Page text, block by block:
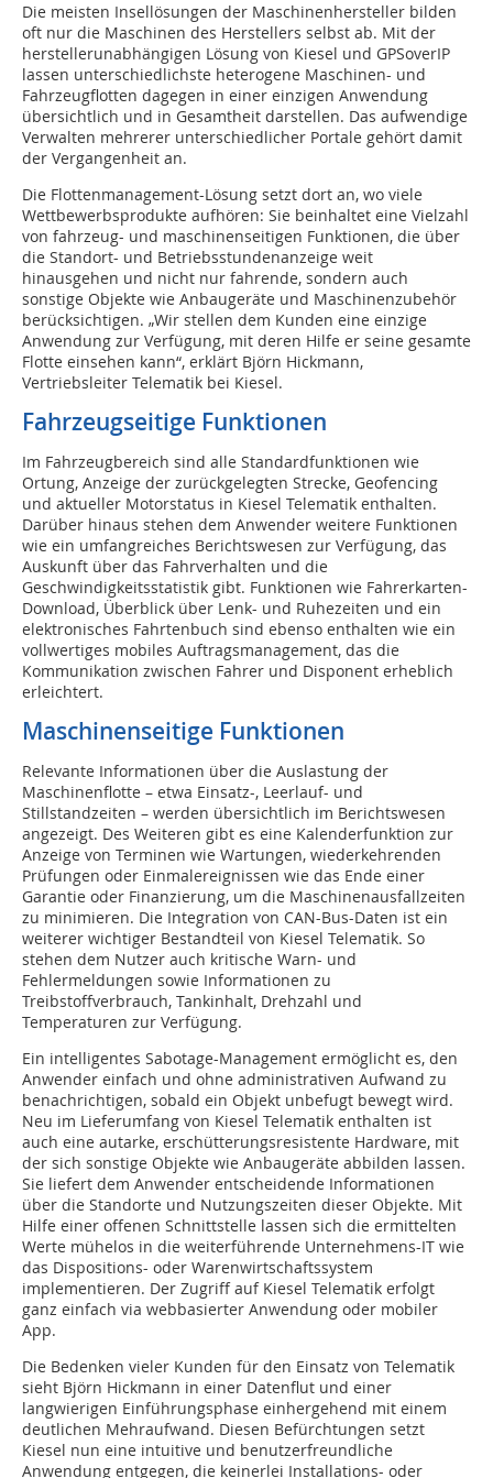
Die meisten Insellösungen der Maschinenhersteller bilden
oft nur die Maschinen des Herstellers selbst ab. Mit der
herstellerunabhängigen Lösung von Kiesel und GPSoverIP
lassen unterschiedlichste heterogene Maschinen- und
Fahrzeugflotten dagegen in einer einzigen Anwendung
übersichtlich und in Gesamtheit darstellen. Das aufwendige
Verwalten mehrerer unterschiedlicher Portale gehört damit
der Vergangenheit an.
Die Flottenmanagement-Lösung setzt dort an, wo viele
Wettbewerbsprodukte aufhören: Sie beinhaltet eine Vielzahl
von fahrzeug- und maschinenseitigen Funktionen, die über
die Standort- und Betriebsstundenanzeige weit
hinausgehen und nicht nur fahrende, sondern auch
sonstige Objekte wie Anbaugeräte und Maschinenzubehör
berücksichtigen. „Wir stellen dem Kunden eine einzige
Anwendung zur Verfügung, mit deren Hilfe er seine gesamte
Flotte einsehen kann“, erklärt Björn Hickmann,
Vertriebsleiter Telematik bei Kiesel.
Fahrzeugseitige Funk­tionen
Im Fahrzeugbereich sind alle Standardfunktionen wie
Ortung, Anzeige der zurückgelegten Strecke, Geofencing
und aktueller Motorstatus in Kiesel Telematik enthalten.
Darüber hinaus stehen dem Anwender weitere Funktionen
wie ein umfangreiches Berichtswesen zur Verfügung, das
Auskunft über das Fahrverhalten und die
Geschwindigkeitsstatistik gibt. Funktionen wie Fahrerkarten-
Download, Überblick über Lenk- und Ruhezeiten und ein
elektronisches Fahrtenbuch sind ebenso enthalten wie ein
vollwertiges mobiles Auftragsmanagement, das die
Kommunikation zwischen Fahrer und Disponent erheblich
erleichtert.
Maschinenseitige ­Funktionen
Relevante Informationen über die Auslastung der
Maschinenflotte – etwa Einsatz-, Leerlauf- und
Stillstandzeiten – werden übersichtlich im Berichtswesen
angezeigt. Des Weiteren gibt es eine Kalenderfunktion zur
Anzeige von Terminen wie Wartungen, wiederkehrenden
Prüfungen oder Einmalereignissen wie das Ende einer
Garantie oder Finanzierung, um die Maschinenausfallzeiten
zu minimieren. Die Integration von CAN-Bus-Daten ist ein
weiterer wichtiger Bestandteil von Kiesel Telematik. So
stehen dem Nutzer auch kritische Warn- und
Fehlermeldungen sowie Informationen zu
Treibstoffverbrauch, Tankinhalt, Drehzahl und
Temperaturen zur Verfügung.
Ein intelligentes Sabotage-Management ermöglicht es, den
Anwender einfach und ohne administrativen Aufwand zu
benachrichtigen, sobald ein Objekt unbefugt bewegt wird.
Neu im Lieferumfang von Kiesel Telematik enthalten ist
auch eine autarke, erschütterungsresistente Hardware, mit
der sich sonstige Objekte wie Anbaugeräte abbilden lassen.
Sie liefert dem Anwender entscheidende Informationen
über die Standorte und Nutzungszeiten dieser Objekte. Mit
Hilfe einer offenen Schnittstelle lassen sich die ermittelten
Werte mühelos in die weiterführende Unternehmens-IT wie
das Dispositions- oder Warenwirtschaftssystem
implementieren. Der Zugriff auf Kiesel Telematik erfolgt
ganz einfach via webbasierter Anwendung oder mobiler
App.
Die Bedenken vieler Kunden für den Einsatz von Telematik
sieht Björn Hickmann in einer Datenflut und einer
langwierigen Einführungsphase einhergehend mit einem
deutlichen Mehraufwand. Diesen Befürchtungen setzt
Kiesel nun eine intuitive und benutzerfreundliche
Anwendung entgegen, die keinerlei Installations- oder